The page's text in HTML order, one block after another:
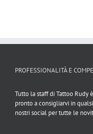
PROFESSIONALITÀ E
Tutto la staff di Tattoo Rudy
pronto a consigliarvi in
nostri social per tutte le